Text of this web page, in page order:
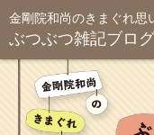
金剛院和尚のきまぐれ思
ぶつぶつ雑記ブログ